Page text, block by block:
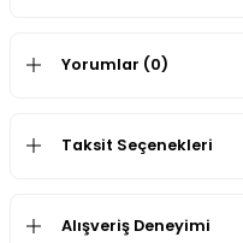
Yorumlar (0)
Taksit Seçenekleri
Alışveriş Deneyimi